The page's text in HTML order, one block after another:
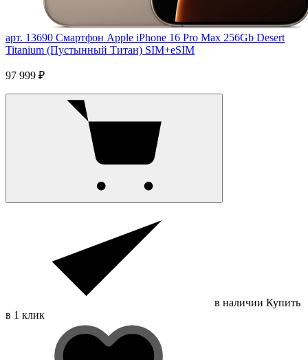
арт. 13690 Смартфон Apple iPhone 16 Pro Max 256Gb Desert
Titanium (Пустынный Титан) SIM+eSIM
97 999 ₽
в наличии Купить
в 1 клик